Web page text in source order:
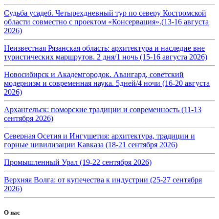
Судьба усадеб. Четырехдневный тур по северу Костромской
области совместно с проектом «Консервация».(13-16 августа
2026)
Неизвестная Рязанская область: архитектура и наследие вне
туристических маршрутов. 2 дня/1 ночь (15-16 августа 2026)
Новосибирск и Академгородок. Авангард, советский
модернизм и современная наука. 5дней/4 ночи (16-20 августа
2026)
Архангельск: поморские традиции и современность (11-13
сентября 2026)
Северная Осетия и Ингушетия: архитектура, традиции и
горные цивилизации Кавказа (18-21 сентября 2026)
Промышленный Урал (19-22 сентября 2026)
Верхняя Волга: от купечества к индустрии (25-27 сентября
2026)
О нас